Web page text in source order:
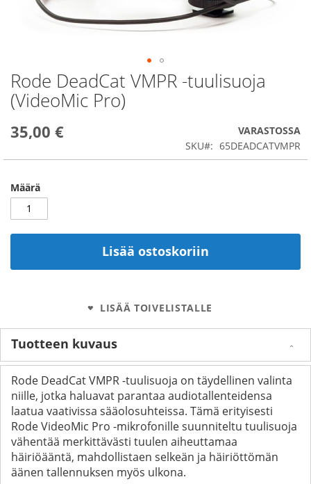
Rode DeadCat VMPR -tuulisuoja
(VideoMic Pro)
35,00 €
VARASTOSSA
SKU
65DEADCATVMPR
Määrä
Lisää ostoskoriin
LISÄÄ TOIVELISTALLE
Skip
to
the
of
Tuotteen kuvaus
Rode DeadCat VMPR -tuulisuoja on täydellinen valinta
niille, jotka haluavat parantaa audiotallenteidensa
laatua vaativissa sääolosuhteissa. Tämä erityisesti
Rode VideoMic Pro -mikrofonille suunniteltu tuulisuoja
vähentää merkittävästi tuulen aiheuttamaa
häiriöääntä, mahdollistaen selkeän ja häiriöttömän
äänen tallennuksen myös ulkona.